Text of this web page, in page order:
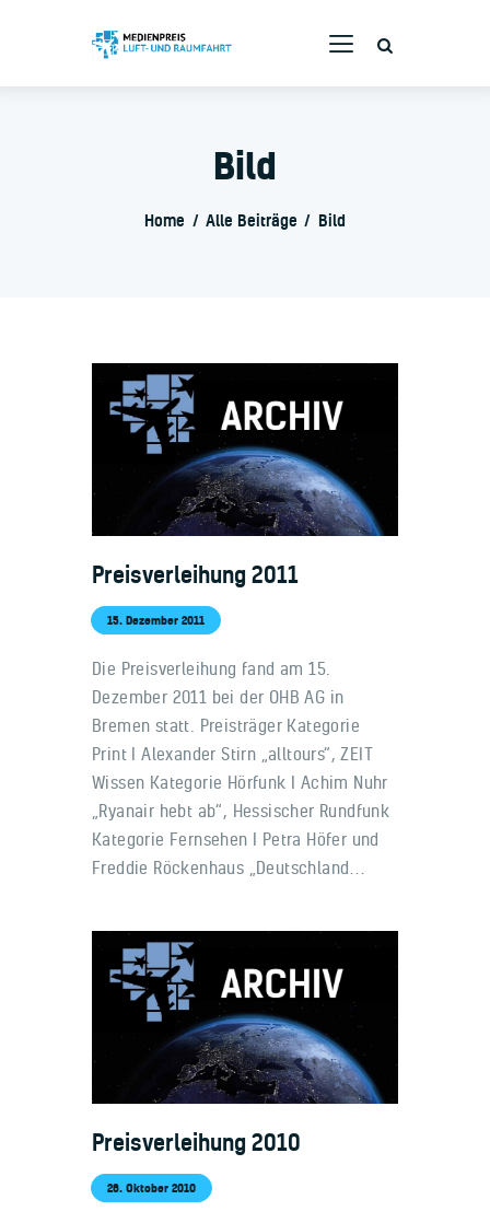
Bild
Home Alle Beiträge Bild
Die Jury
Preisverleihung 2011
15. Dezember 2011
Die Preisverleihung fand am 15.
Dezember 2011 bei der OHB AG in
Bremen statt. Preisträger Kategorie
Print I Alexander Stirn „alltours“, ZEIT
Wissen Kategorie Hörfunk I Achim Nuhr
„Ryanair hebt ab“, Hessischer Rundfunk
Kategorie Fernsehen I Petra Höfer und
Freddie Röckenhaus „Deutschland…
Preisverleihung 2010
26. Oktober 2010